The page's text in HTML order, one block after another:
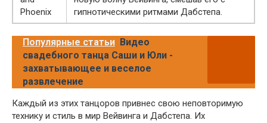
Phoenix
гипнотическими ритмами Дабстепа.
Популярные статьи Видео
свадебного танца Саши и Юли -
захватывающее и веселое
развлечение
Каждый из этих танцоров привнес свою неповторимую
технику и стиль в мир Вейвинга и Дабстепа. Их